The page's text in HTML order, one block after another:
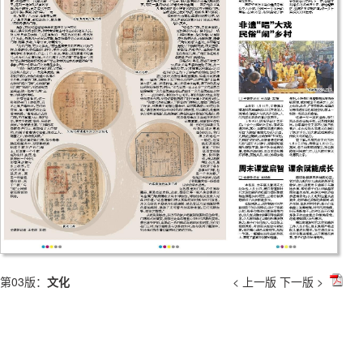
第03版： 文化 < 上一版 下一版 >